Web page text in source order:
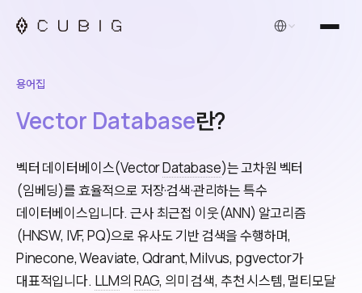
한국어
용어집
Vector Database란?
벡터 데이터베이스(VectorDatabase)는 고차원 벡터
(임베딩)를 효율적으로 저장·검색·관리하는 특수
데이터베이스입니다. 근사 최근접 이웃(ANN) 알고리즘
(HNSW, IVF, PQ)으로 유사도 기반 검색을 수행하며,
Pinecone, Weaviate, Qdrant, Milvus, pgvector가
대표적입니다. LLM의 RAG, 의미 검색, 추천 시스템, 멀티모달